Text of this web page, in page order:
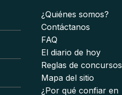
¿Quiénes somos?
Contáctanos
FAQ
El diario de hoy
Reglas de concursos
Mapa del sitio
¿Por qué confiar en